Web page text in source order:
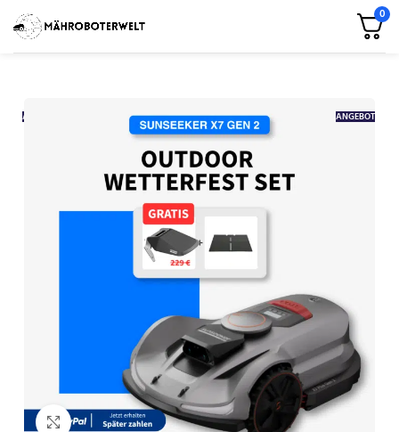
0
ANGEBOT ANGEBOT
Klicken zum Vergrößern